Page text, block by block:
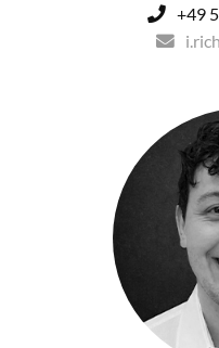
+49
der Upload einige